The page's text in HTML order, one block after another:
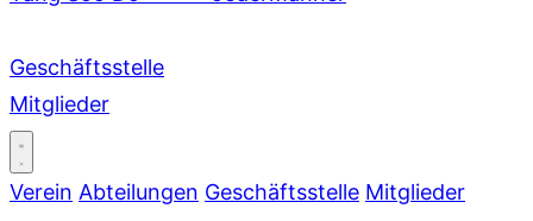
Geschäftsstelle
Mitglieder
Verein Abteilungen Geschäftsstelle Mitglieder